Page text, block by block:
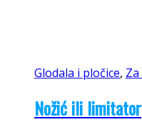
Glodala i pločice,
Nožić ili limitator